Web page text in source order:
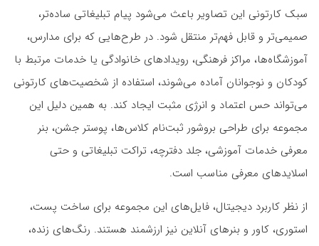
سبک کارتونی این تصاویر باعث می‌شود پیام تبلیغاتی ساده‌تر،
صمیمی‌تر و قابل فهم‌تر منتقل شود. در طرح‌هایی که برای مدارس،
آموزشگاه‌ها، مراکز فرهنگی، رویدادهای خانوادگی یا خدمات مرتبط با
کودکان و نوجوانان آماده می‌شوند، استفاده از شخصیت‌های کارتونی
می‌تواند حس اعتماد و انرژی مثبت ایجاد کند. به همین دلیل این
مجموعه برای طراحی بروشور ثبت‌نام کلاس‌ها، پوستر جشن، بنر
معرفی خدمات آموزشی، جلد دفترچه، تراکت تبلیغاتی و حتی
اسلایدهای معرفی مناسب است.
از نظر کاربرد دیجیتال، فایل‌های این مجموعه برای ساخت پست،
استوری، کاور و بنرهای آنلاین نیز ارزشمند هستند. رنگ‌های زنده،